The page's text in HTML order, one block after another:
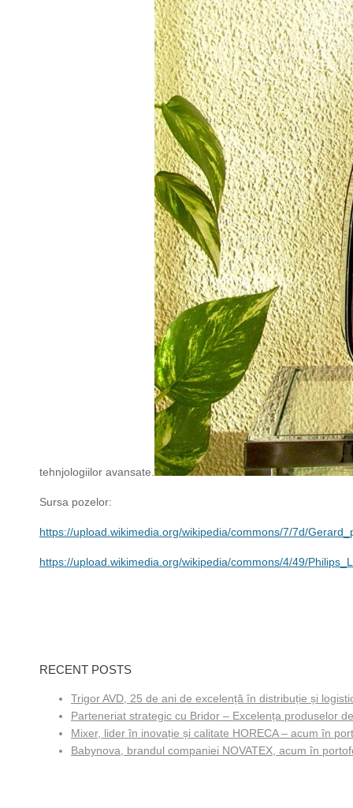
tehnjologiilor avansate.
Sursa pozelor:
https://upload.wikimedia.org/wikipedia/commons/7/7d/
https://upload.wikimedia.org/wikipedia/commons/4/49/
RECENT POSTS
Trigor AVD, 25 de ani de excelență în distribuție și
Parteneriat strategic cu Bridor – Excelența produselor
Mixer, lider în inovație și calitate HORECA – acum în
Babynova, brandul companiei NOVATEX, acum în